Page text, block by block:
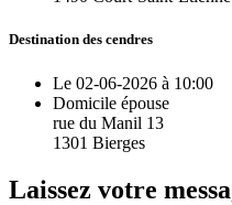
Destination des cendres
Le 02-06-2026 à 10:00
Domicile épouse
rue du Manil 13
1301 Bierges
Laissez votre